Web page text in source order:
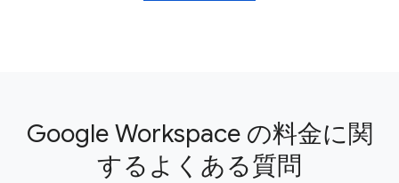
Google Workspace の料金に関
するよくある質問